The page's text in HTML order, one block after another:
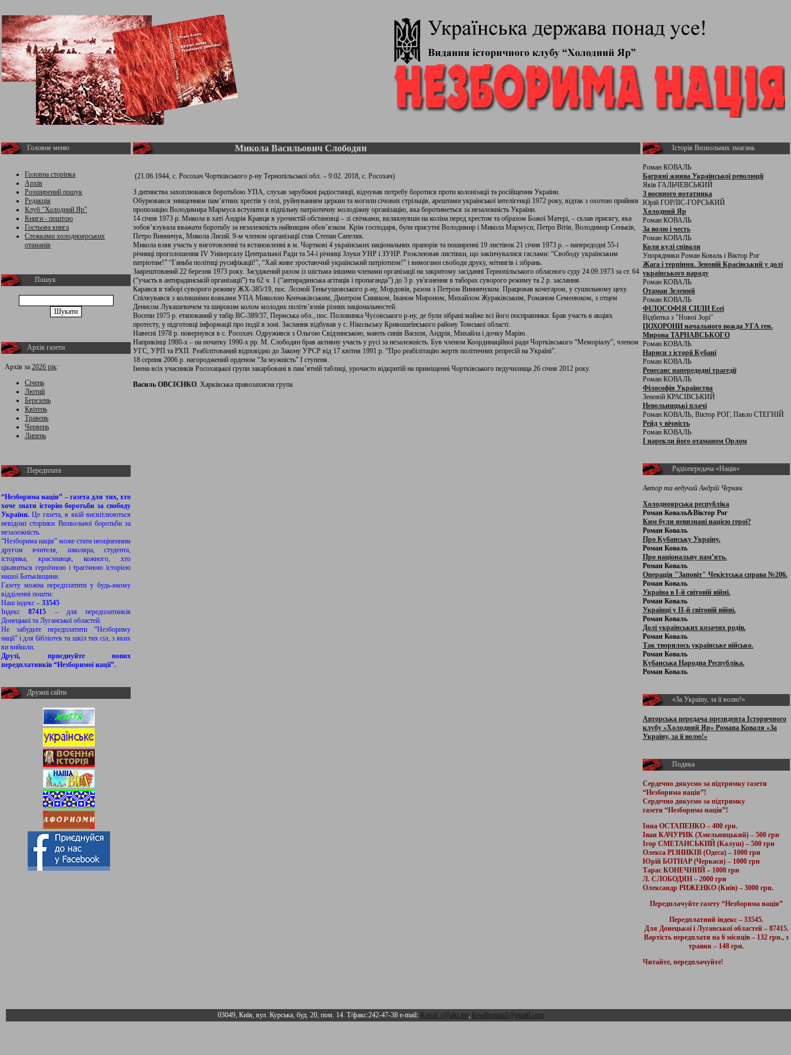
Головне меню
Головна сторінка
Архів
Розширений пошук
Редакція
Клуб "Холодний Яр"
Книги - поштою
Гостьова книга
Стежками холодноярських
отаманів
Пошук
Архів газети
Архів за 2026 рік:
Січень
Лютий
Березень
Квітень
Травень
Червень
Липень
Передплата
“Незборима нація” – газета для тих, хто
хоче знати історію боротьби за свободу
України.Це газета, в якій висвітлюються
невідомі сторінки Визвольної боротьби за
незалежність.
“Незборима нація” може стати неоціненним
другом вчителя, школяра, студента,
історика, краєзнавця, кожного, хто
цікавиться героїчною і трагічною історією
нашої Батьківщини.
Газету можна передплатити у будь-якому
відділенні пошти:
Наш індекс – 33545
Індекс87415 – для передплатників
Донецької та Луганської областей.
Не забудьте передплатити “Незбориму
нації” і для бібліотек та шкіл тих сіл, з яких
ви вийшли.
Друзі, приєднуйте нових
передплатників “Незборимої нації”.
Дружні сайти
Микола Васильович Слободян
(21.06.1944, с. Росохач Чортківського р-ну Тернопільської обл. – 9.02. 2018, с. Росохач)
З дитинства захоплювався боротьбою УПА, слухав зарубіжні радіостанції, відчував потребу боротися проти колонізації та російщення України.
Обурювався знищенням пам’ятних хрестів у селі, руйнуванням церкви та могили січових стрільців, арештами української інтелігенції 1972 року, відтак з охотою прийняв
пропозицію Володимира Мармуса вступити в підпільну патріотичну молодіжну організацію, яка боротиметься за незалежність України.
14 січня 1973 р. Микола в хаті Андрія Кравця в урочистій обстановці – зі свічками, вклякнувши на коліна перед хрестом та образом Божої Матері, – склав присягу, яка
зобов’язувала вважати боротьбу за незалежність найвищим обов’язком. Крім господаря, були присутні Володимир і Микола Мармуси, Петро Вітів, Володимир Сеньків,
Петро Винничук, Микола Лисий. 9-м членом організації став Степан Сапеляк.
Микола взяв участь у виготовленні та встановленні в м. Чорткові 4 українських національних прапорів та поширенні 19 листівок 21 січня 1973 р. – напередодні 55-ї
річниці проголошення ІV Універсалу Центральної Ради та 54-ї річниці Злуки УНР і ЗУНР. Розклеював листівки, що закінчувалися гаслами: “Свободу українським
патріотам!” “Ганьба політиці русифікації!”, “Хай живе зростаючий український патріотизм!” і вимогами свободи друку, мітингів і зібрань.
Заарештований 22 березня 1973 року. Засуджений разом із шістьма іншими членами організації на закритому засіданні Тернопільського обласного суду 24.09.1973 за ст. 64
(“участь в антирадянській організації”) та 62 ч. 1 (“антирадянська агітація і пропаганда”) до 3 р. ув'язнення в таборах суворого режиму та 2 р. заслання.
Карався в таборі суворого режиму ЖХ-385/19, пос. Лєсной Теньгушовського р-ну, Мордовія, разом з Петром Винничуком. Працював кочегаром, у сушильному цеху.
Спілкувався з колишніми вояками УПА Миколою Кончаківським, Дмитром Синяком, Іваном Мироном, Михайлом Жураківським, Романом Семенюком, з отцем
Денисом Лукашевичем та широким колом молодих політв’язнів різних національностей.
Восени 1975 р. етапований у табір ВС-389/37, Пермська обл., пос. Половинка Чусовського р-ну, де були зібрані майже всі його посправники. Брав участь в акціях
протесту, у підготовці інформації про події в зоні. Заслання відбував у с. Нікольську Кривошеїнського району Томської області.
Навесні 1978 р. повернувся в с. Росохач. Одружився з Ольгою Свідзинською, мають синів Василя, Андрія, Михайла і дочку Марію.
Наприкінці 1980-х – на початку 1990-х рр. М. Слободян брав активну участь у русі за незалежність. Був членом Координаційної ради Чортківського “Меморіалу”, членом
УГС, УРП та РХП. Реабілітований відповідно до Закону УРСР від 17 квітня 1991 р. “Про реабілітацію жертв політичних репресій на Україні”.
18 серпня 2006 р. нагороджений орденом “За мужність” І ступеня.
Імена всіх учасників Росохацької групи закарбовані в пам’ятній таблиці, урочисто відкритій на приміщенні Чортківського педучилища 26 січня 2012 року.
Василь ОВСІЄНКО. Харківська правозахисна група
Історія Визвольних змагань
Роман КОВАЛЬ
Багряні жнива Української революції
Яків ГАЛЬЧЕВСЬКИЙ
З воєнного нотатника
Юрій ГОРЛІС-ГОРСЬКИЙ
Холодний Яр
Роман КОВАЛЬ
За волю і честь
Роман КОВАЛЬ
Коли кулі співали
Упорядники Роман Коваль і Віктор Рог
Жага і терпіння. Зеновій Красівський у долі
українського народу
Роман КОВАЛЬ
Отаман Зелений
Роман КОВАЛЬ
ФІЛОСОФІЯ СИЛИ Есеї
Відбитка з "Нової Зорі"
ПОХОРОНИ начального вожда УГА ген.
Мирона ТАРНАВСЬКОГО
Роман КОВАЛЬ
Нариси з історії Кубані
Роман КОВАЛЬ
Ренесанс напередодні трагедії
Роман КОВАЛЬ
Філософія Українства
Зеновій КРАСІВСЬКИЙ
Невольницькі плачі
Роман КОВАЛЬ, Віктор РОГ, Павло СТЕГНІЙ
Рейд у вічність
Роман КОВАЛЬ
І нарекли його отаманом Орлом
Радіопередача «Нація»
Автор та ведучий Андрій Черняк
Холодноярська республіка
Роман Коваль&Віктор Рог
Ким були невизнані нацією герої?
Роман Коваль
Про Кубанську Україну.
Роман Коваль
Про національну пам’ять.
Роман Коваль
Операція "Заповіт" Чекістська справа №206.
Роман Коваль
Україна в І-й світовій війні.
Роман Коваль
Українці у ІІ-й світовій війні.
Роман Коваль
Долі українських козачих родів.
Роман Коваль
Так творилось українське військо.
Роман Коваль
Кубанська Народна Республіка.
Роман Коваль
«За Україну, за її волю!»
Авторська передача президента Історичного
клубу «Холодний Яр» Романа Коваля «За
Україну, за її волю!»
Подяка
Сердечно дякуємо за підтримку газети
“Незборима нація”!
Сердечно дякуємо за підтримку
газети “Незборима нація”!
Інна ОСТАПЕНКО – 400 грн.
Іван КАЧУРИК (Хмельницький) – 500 грн
Ігор СМЕТАНСЬКИЙ (Калуш) – 500 грн
Олекса РІЗНИКІВ (Одеса) – 1000 грн
Юрій БОТНАР (Черкаси) – 1000 грн
Тарас КОНЕЧНИЙ – 1000 грн
Л. СЛОБОДЯН – 2000 грн
Олександр РИЖЕНКО (Київ) – 3000 грн.
Передплачуйте газету “Незборима нація”
Передплатний індекс – 33545.
Для Донецької і Луганської областей – 87415.
Вартість передплати на 6 місяців – 132 грн., з
травня – 148 грн.
Читайте, передплачуйте!
03049, Київ, вул. Курська, буд. 20, пом. 14. Т/факс:242-47-38 e-mail: Koval_r@ukr.net, kovalroman1@gmail.com